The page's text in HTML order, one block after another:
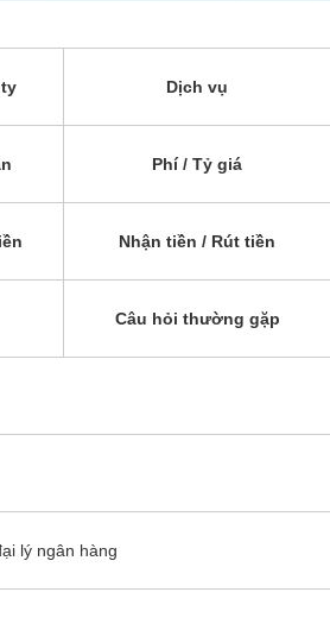
Dịch vụ
Phí / Tỷ giá
Nhận tiền / Rút tiền
Câu hỏi thường gặp
lý ngân hàng